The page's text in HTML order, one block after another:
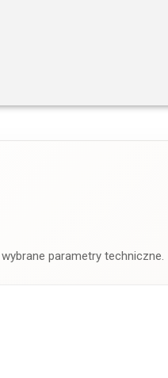
parametry techniczne.